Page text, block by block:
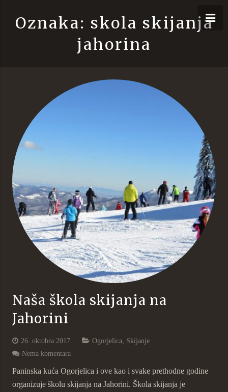
Oznaka: skola skijanja
jahorina
Naša škola skijanja na
Jahorini
26. oktobra 2017. Ogorjelica
Skijanje
Nema komentara
Paninska kuća Ogorjelica i ove kao i svake prethodne godine
organizuje školu skijanja na Jahorini. Škola skijanja je